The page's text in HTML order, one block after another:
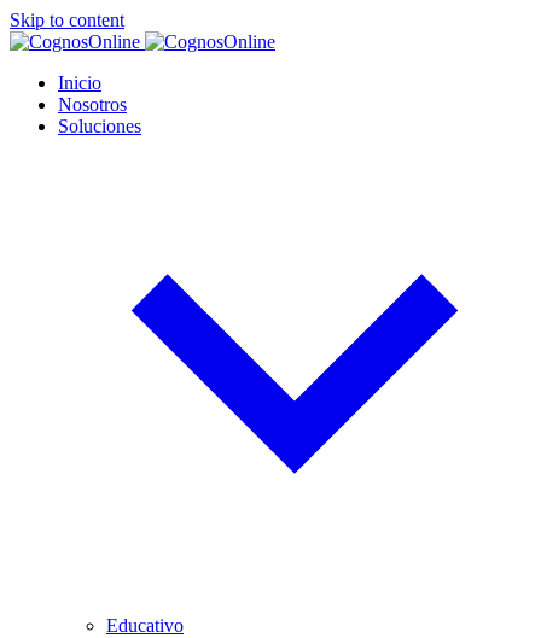
Skip to content
Inicio
Nosotros
Soluciones
Educativo